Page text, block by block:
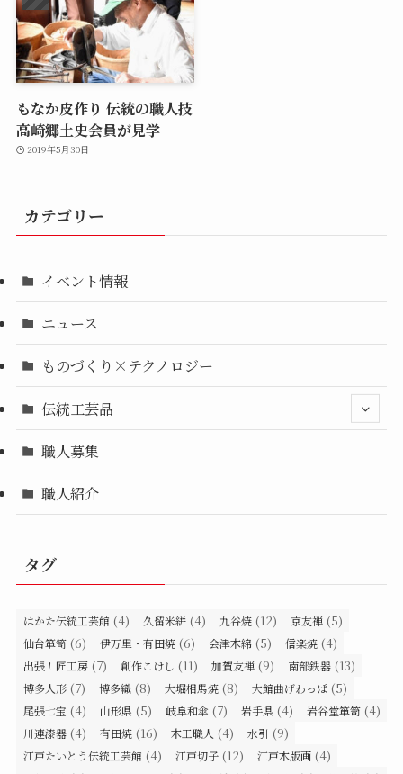
もなか皮作り 伝統の職人技
高崎郷土史会員が見学
2019年5月30日
カテゴリー
イベント情報
ニュース
ものづくり×テクノロジー
伝統工芸品
職人募集
職人紹介
タグ
はかた伝統工芸館 (4) 久留米絣 (4) 九谷焼 (12) 京友禅 (5)
仙台箪笥 (6) 伊万里・有田焼 (6) 会津木綿 (5) 信楽焼 (4)
出張！匠工房 (7) 創作こけし (11) 加賀友禅 (9) 南部鉄器 (13)
博多人形 (7) 博多織 (8) 大堀相馬焼 (8) 大館曲げわっぱ (5)
尾張七宝 (4) 山形県 (5) 岐阜和傘 (7) 岩手県 (4) 岩谷堂箪笥 (4)
川連漆器 (4) 有田焼 (16) 木工職人 (4) 水引 (9)
江戸たいとう伝統工芸館 (4) 江戸切子 (12) 江戸木版画 (4)